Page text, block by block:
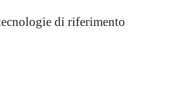
di riferimento